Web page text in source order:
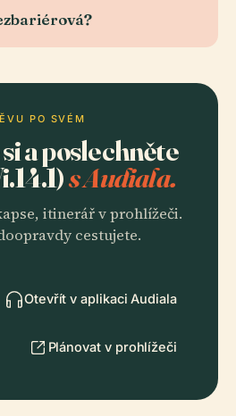
PO SVÉM
a poslechněte
s Audiala.
itinerář v prohlížeči.
cestujete.
Otevřít v aplikaci Audiala
Plánovat v prohlížeči